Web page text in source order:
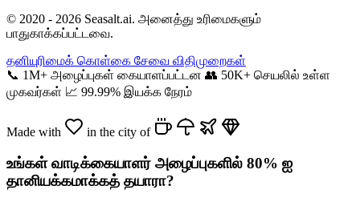
© 2020 - 2026 Seasalt.ai. அனைத்து உரிமைகளும்
பாதுகாக்கப்பட்டவை.
தனியுரிமைக் கொள்கை சேவை விதிமுறைகள்
📞 1M+ அழைப்புகள் கையாளப்பட்டன 👥 50K+ செயலில் உள்ள
முகவர்கள் 📈 99.99% இயக்க நேரம்
Made with in the city of
உங்கள் வாடிக்கையாளர் அழைப்புகளில் 80% ஐ
தானியக்கமாக்கத் தயாரா?